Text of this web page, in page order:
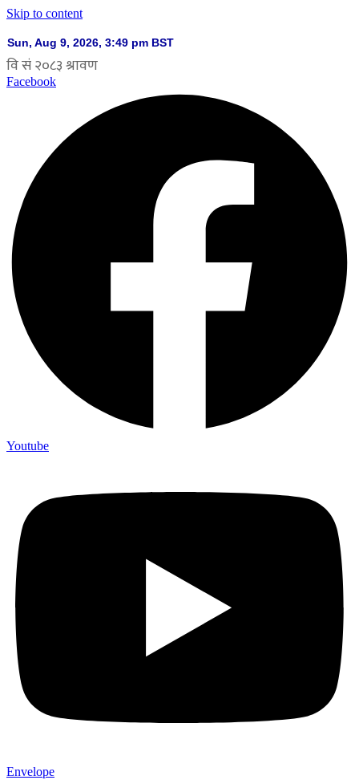
Skip to content
Facebook
Youtube
Envelope